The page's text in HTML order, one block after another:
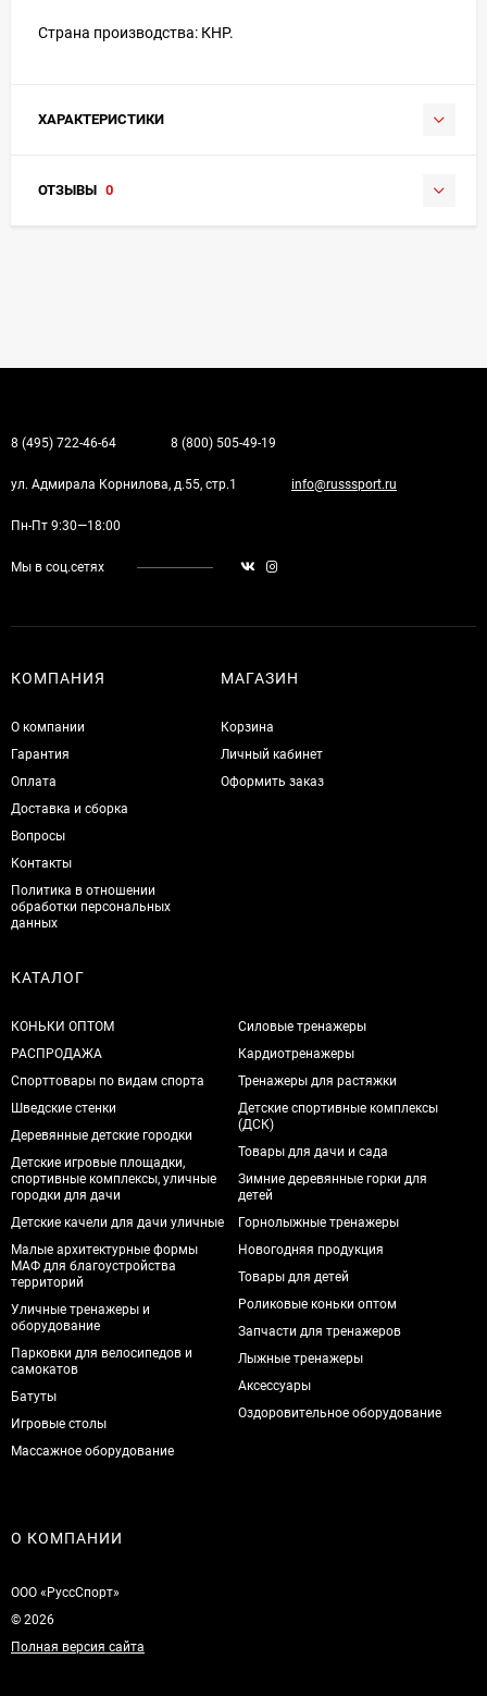
Страна производства: КНР.
ХАРАКТЕРИСТИКИ
ОТЗЫВЫ 0
8 (495) 722-46-64 8 (800) 505-49-19
ул. Адмирала Корнилова, д.55, стр.1 info@russsport.ru
Пн-Пт 9:30—18:00
Мы в соц.сетях
КОМПАНИЯ
О компании
Гарантия
Оплата
Доставка и сборка
Вопросы
Контакты
Политика в отношении
обработки персональных
данных
МАГАЗИН
Корзина
Личный кабинет
Оформить заказ
КАТАЛОГ
КОНЬКИ ОПТОМ
РАСПРОДАЖА
Спорттовары по видам спорта
Шведские стенки
Деревянные детские городки
Детские игровые площадки,
спортивные комплексы, уличные
городки для дачи
Детские качели для дачи уличные
Малые архитектурные формы
МАФ для благоустройства
территорий
Уличные тренажеры и
оборудование
Парковки для велосипедов и
самокатов
Батуты
Игровые столы
Массажное оборудование
Силовые тренажеры
Кардиотренажеры
Тренажеры для растяжки
Детские спортивные комплексы
(ДСК)
Товары для дачи и сада
Зимние деревянные горки для
детей
Горнолыжные тренажеры
Новогодняя продукция
Товары для детей
Роликовые коньки оптом
Запчасти для тренажеров
Лыжные тренажеры
Аксессуары
Оздоровительное оборудование
О КОМПАНИИ
ООО «РуссСпорт»
© 2026
Полная версия сайта